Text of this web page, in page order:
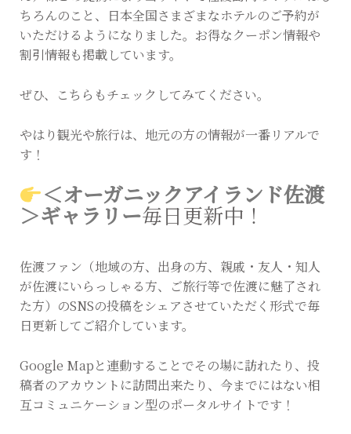
ちろんのこと、日本全国さまざまなホテルのご予約が
いただけるようになりました。お得なクーポン情報や
割引情報も掲載しています。
ぜひ、こちらもチェックしてみてください。
やはり観光や旅行は、地元の方の情報が一番リアルで
す！
＜オーガニックアイランド佐渡
＞ギャラリー毎日更新中！
佐渡ファン（地域の方、出身の方、親戚・友人・知人
が佐渡にいらっしゃる方、ご旅行等で佐渡に魅了され
た方）のSNSの投稿をシェアさせていただく形式で毎
日更新してご紹介しています。
Google Mapと連動することでその場に訪れたり、投
稿者のアカウントに訪問出来たり、今までにはない相
互コミュニケーション型のポータルサイトです！